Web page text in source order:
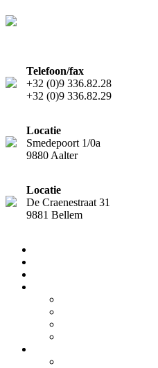
Telefoon/fax
+32 (0)9 336.82.28
+32 (0)9 336.82.29
Locatie
Smedepoort 1/0a
9880 Aalter
Locatie
De Craenestraat 31
9881 Bellem